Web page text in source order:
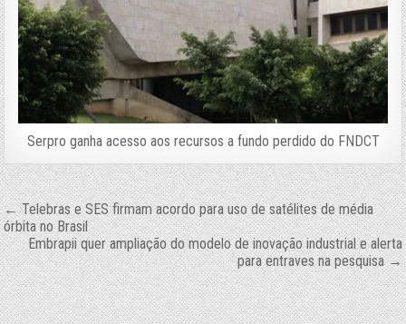
Serpro ganha acesso aos recursos a fundo perdido do FNDCT
Navegação
de
Post
← Telebras e SES firmam acordo para uso de satélites de média
órbita no Brasil
Embrapii quer ampliação do modelo de inovação industrial e alerta
para entraves na pesquisa →